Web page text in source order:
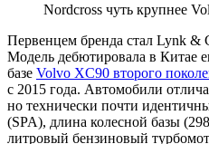
Nordcross чуть крупнее
Первенцем бренда стал Lynk
Модель дебютировала в Китае
базе Volvo XC90 второго
с 2015 года. Автомобили
но технически почти
(SPA), длина колесной базы
литровый бензиновый